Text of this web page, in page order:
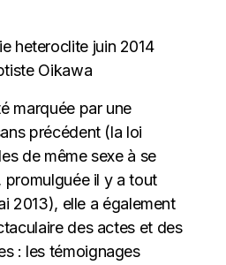
marquée par une
précédent (la loi
de même sexe à se
promulguée il y a tout
2013), elle a également
des actes et des
: les témoignages